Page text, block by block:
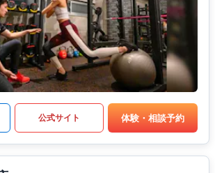
公式サイト 体験・相談予約